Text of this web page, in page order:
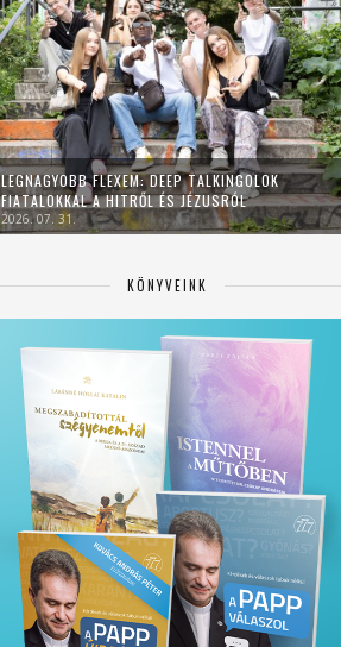
LEGNAGYOBB FLEXEM: DEEP TALKINGOLOK
FIATALOKKAL A HITRŐL ÉS JÉZUSRÓL
2026. 07. 31.
KÖNYVEINK